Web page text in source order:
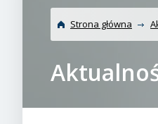
Strona główna